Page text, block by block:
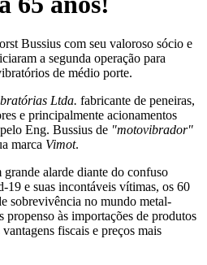
Bussius com seu valoroso sócio e
a segunda operação para
de médio porte.
Ltda. fabricante de peneiras,
e principalmente acionamentos
Eng. Bussius de "motovibrador"
marca Vimot.
alarde diante do confuso
19 e suas incontáveis vítimas, os 60
sobrevivência no mundo metal-
às importações de produtos
fiscais e preços mais